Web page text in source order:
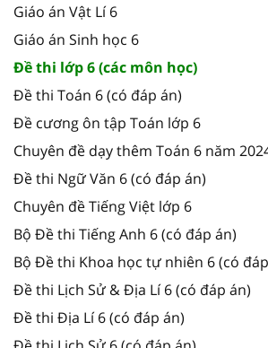
Giáo án Vật Lí 6
Giáo án Sinh học 6
Đề thi lớp 6 (các môn học)
Đề thi Toán 6 (có đáp án)
Đề cương ôn tập Toán lớp 6
Chuyên đề dạy thêm Toán 6 năm
Đề thi Ngữ Văn 6 (có đáp án)
Chuyên đề Tiếng Việt lớp 6
Bộ Đề thi Tiếng Anh 6 (có đáp án)
Bộ Đề thi Khoa học tự nhiên 6 (có
Đề thi Lịch Sử & Địa Lí 6 (có đáp án)
Đề thi Địa Lí 6 (có đáp án)